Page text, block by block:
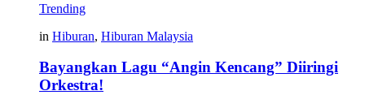
Trending
in Hiburan, Hiburan Malaysia
Bayangkan Lagu “Angin Kencang” Diiringi
Orkestra!